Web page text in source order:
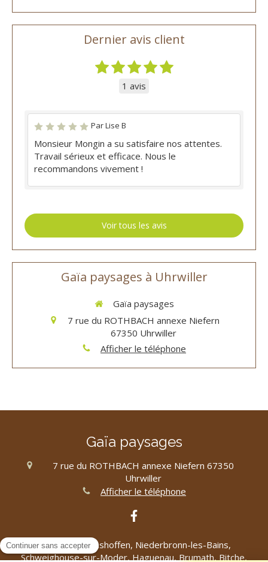
Dernier avis client
1 avis
Par Lise B
Monsieur Mongin a su satisfaire nos attentes.
Travail sérieux et efficace. Nous le
recommandons vivement !
Voir tous les avis
Gaïa paysages à Uhrwiller
Gaïa paysages
7 rue du ROTHBACH annexe Niefern
67350 Uhrwiller
Afficher le téléphone
Gaïa paysages
7 rue du ROTHBACH annexe Niefern 67350
Uhrwiller
Afficher le téléphone
Ingwiller, Reichshoffen, Niederbronn-les-Bains,
Schweighouse-sur-Moder, Haguenau, Brumath, Bitche,